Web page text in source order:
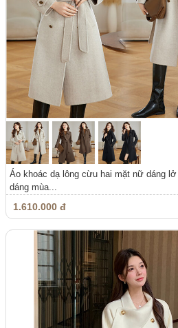
Áo khoác dạ lông cừu hai mặt nữ dáng
dáng mùa...
1.610.000 đ